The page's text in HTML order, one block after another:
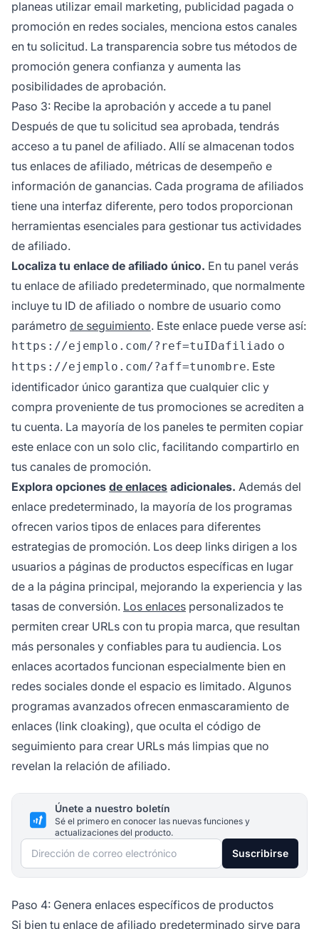
planeas utilizar email marketing, publicidad pagada o
promoción en redes sociales, menciona estos canales
en tu solicitud. La transparencia sobre tus métodos de
promoción genera confianza y aumenta las
posibilidades de aprobación.
Paso 3: Recibe la aprobación y accede a tu panel
Después de que tu solicitud sea aprobada, tendrás
acceso a tu panel de afiliado. Allí se almacenan todos
tus enlaces de afiliado, métricas de desempeño e
información de ganancias. Cada programa de afiliados
tiene una interfaz diferente, pero todos proporcionan
herramientas esenciales para gestionar tus actividades
de afiliado.
Localiza tu enlace de afiliado único. En tu panel verás
tu enlace de afiliado predeterminado, que normalmente
incluye tu ID de afiliado o nombre de usuario como
parámetro de seguimiento. Este enlace puede verse así:
https://ejemplo.com/?ref=tuIDafiliado o
https://ejemplo.com/?aff=tunombre. Este
identificador único garantiza que cualquier clic y
compra proveniente de tus promociones se acrediten a
tu cuenta. La mayoría de los paneles te permiten copiar
este enlace con un solo clic, facilitando compartirlo en
tus canales de promoción.
Explora opciones de enlaces adicionales. Además del
enlace predeterminado, la mayoría de los programas
ofrecen varios tipos de enlaces para diferentes
estrategias de promoción. Los deep links dirigen a los
usuarios a páginas de productos específicas en lugar
de a la página principal, mejorando la experiencia y las
tasas de conversión. Los enlaces personalizados te
permiten crear URLs con tu propia marca, que resultan
más personales y confiables para tu audiencia. Los
enlaces acortados funcionan especialmente bien en
redes sociales donde el espacio es limitado. Algunos
programas avanzados ofrecen enmascaramiento de
enlaces (link cloaking), que oculta el código de
seguimiento para crear URLs más limpias que no
revelan la relación de afiliado.
Únete a nuestro boletín
Sé el primero en conocer las nuevas funciones y
actualizaciones del producto.
Dirección de correo electrónico Suscribirse
Paso 4: Genera enlaces específicos de productos
Si bien tu enlace de afiliado predeterminado sirve para